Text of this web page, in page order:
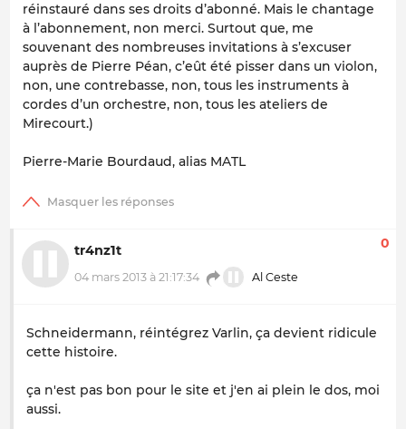
réinstauré dans ses droits d’abonné. Mais le chantage
à l’abonnement, non merci. Surtout que, me
souvenant des nombreuses invitations à s’excuser
auprès de Pierre Péan, c’eût été pisser dans un violon,
non, une contrebasse, non, tous les instruments à
cordes d’un orchestre, non, tous les ateliers de
Mirecourt.)
Pierre-Marie Bourdaud, alias MATL
tr4nz1t
04 mars 2013 à 21:17:34 Al Ceste
0
Schneidermann, réintégrez Varlin, ça devient ridicule
cette histoire.
ça n'est pas bon pour le site et j'en ai plein le dos, moi
aussi.